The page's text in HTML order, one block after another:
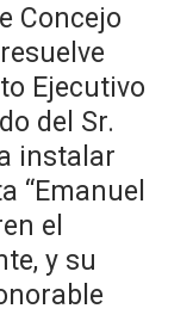
Concejo
Ejecutivo
del Sr.
instalar
“Emanuel
el
y su